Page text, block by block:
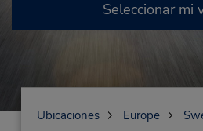
Seleccionar mi
Ubicaciones Europe